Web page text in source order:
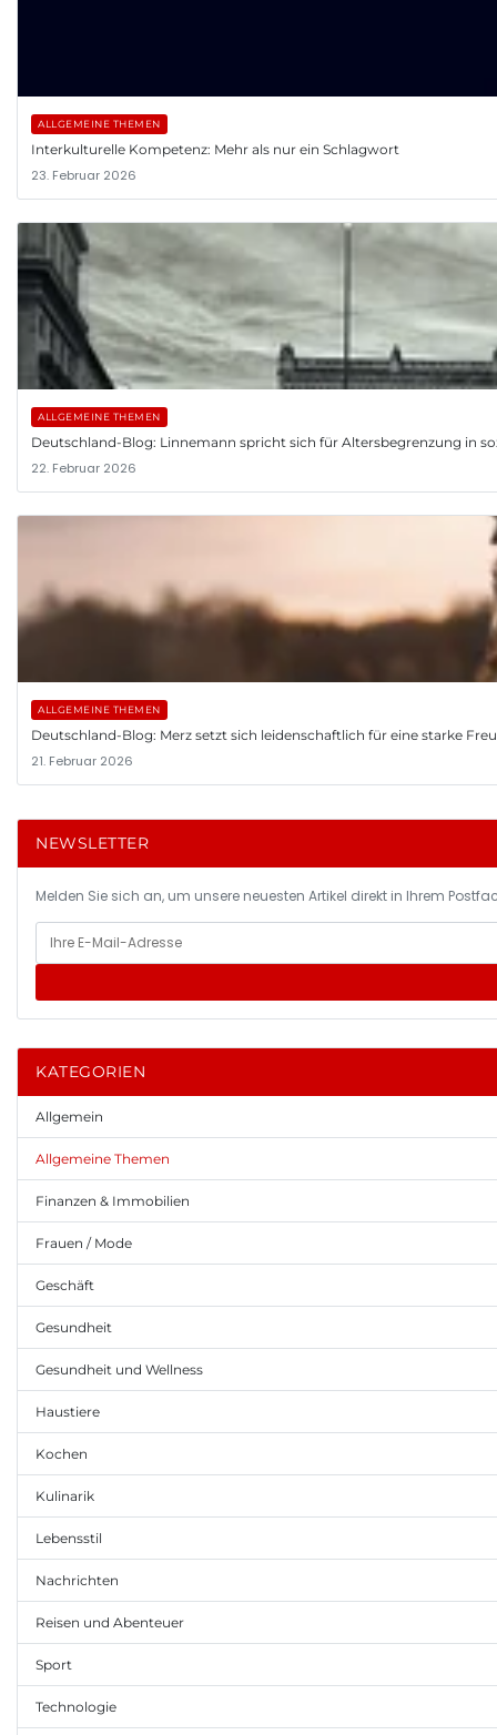
ALLGEMEINE THEMEN
Interkulturelle Kompetenz: Mehr als nur ein Schlagwort
23. Februar 2026
ALLGEMEINE THEMEN
Deutschland-Blog: Linnemann spricht sich für Altersbegrenzung in
22. Februar 2026
ALLGEMEINE THEMEN
Deutschland-Blog: Merz setzt sich leidenschaftlich für eine starke
21. Februar 2026
NEWSLETTER
Melden Sie sich an, um unsere neuesten Artikel direkt in Ihrem
KATEGORIEN
Allgemein
Allgemeine Themen
Finanzen & Immobilien
Frauen / Mode
Geschäft
Gesundheit
Gesundheit und Wellness
Haustiere
Kochen
Kulinarik
Lebensstil
Nachrichten
Reisen und Abenteuer
Sport
Technologie